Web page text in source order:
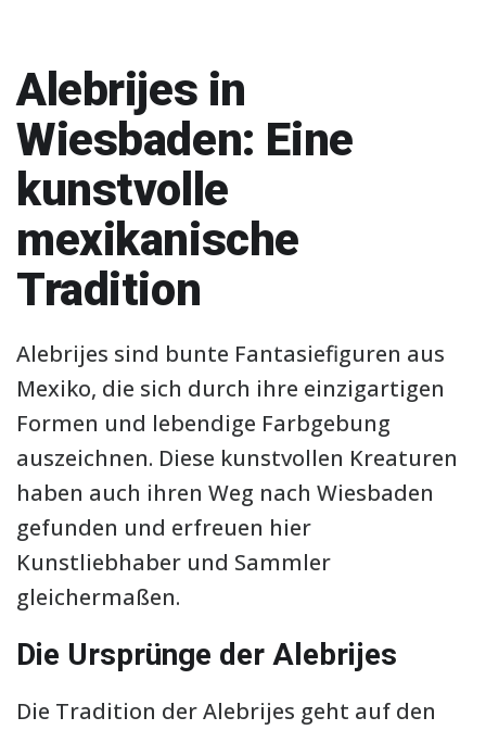
Alebrijes in
Wiesbaden: Eine
kunstvolle
mexikanische
Tradition
Alebrijes sind bunte Fantasiefiguren aus
Mexiko, die sich durch ihre einzigartigen
Formen und lebendige Farbgebung
auszeichnen. Diese kunstvollen Kreaturen
haben auch ihren Weg nach Wiesbaden
gefunden und erfreuen hier
Kunstliebhaber und Sammler
gleichermaßen.
Die Ursprünge der Alebrijes
Die Tradition der Alebrijes geht auf den